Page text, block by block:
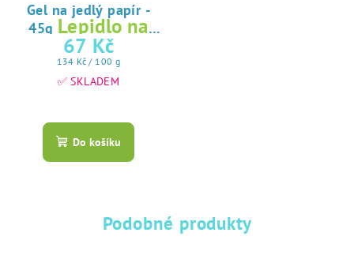
Gel na jedlý papír -
45g Lepidlo na
jedlý papír
67 Kč
Měrná
cena:
134 Kč / 100 g
✅ SKLADEM
hodnocení
produktu
hvězdiček.
Do košíku
Podobné produkty